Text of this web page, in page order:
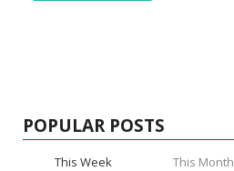
POPULAR POSTS
This Week This Month